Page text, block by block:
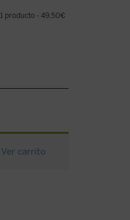
1 producto 49,50€
Ver carrito